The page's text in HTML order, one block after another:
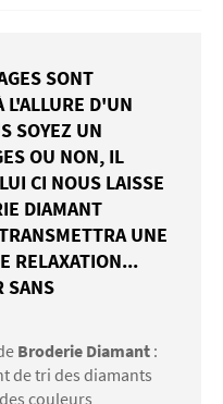
SONT
L'ALLURE D'UN
SOYEZ UN
OU NON, IL
CI NOUS LAISSE
DIAMANT
UNE
RELAXATION...
SANS
Broderie Diamant :
de tri des diamants
couleurs